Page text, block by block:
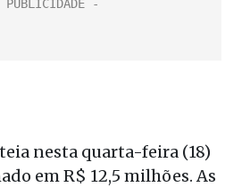
nesta quarta-feira (18)
em R$ 12,5 milhões. As